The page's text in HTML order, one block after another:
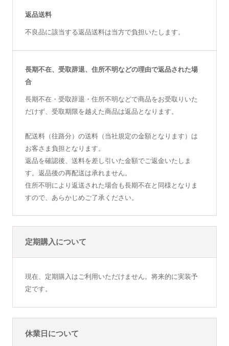
返品送料
不良品に該当する返品送料は当方で負担いたします。
長期不在、受取辞退、住所不明などの理由で返品された場
合
長期不在・受取辞退・住所不明などで商品をお受取りいた
だけず、受取期限を越えた商品は返品となります。
配送料（往路分）の送料（当社規定の金額となります）は
お客さま負担となります。
返品を確認後、送料を差し引いた金額でご返金いたしま
す。返品後の再配送は承れません。
住所不明により返送された場合も長期不在と同様となりま
すので、あらかじめご了承ください。
定期購入について
現在、定期購入はご利用いただけません。将来的に実装予
定です。
休業日について